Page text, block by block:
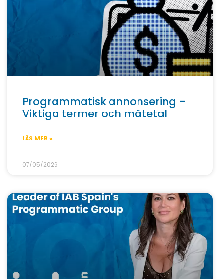
Programmatisk annonsering –
Viktiga termer och mätetal
LÄS MER »
07/05/2026